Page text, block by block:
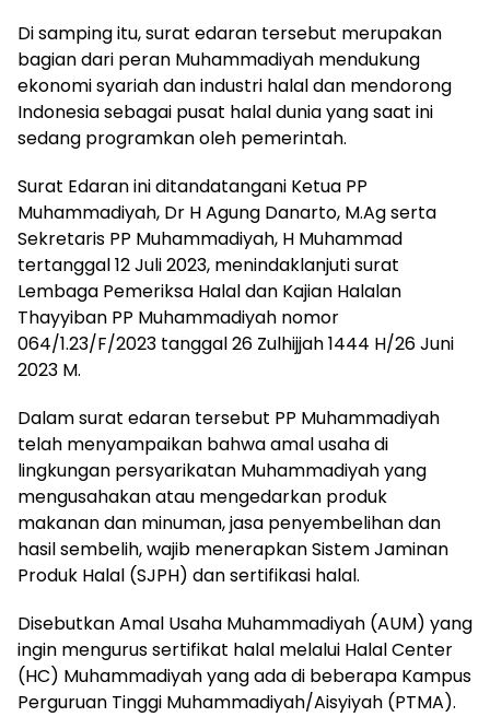
Di samping itu, surat edaran tersebut merupakan
bagian dari peran Muhammadiyah mendukung
ekonomi syariah dan industri halal dan mendorong
Indonesia sebagai pusat halal dunia yang saat ini
sedang programkan oleh pemerintah.
Surat Edaran ini ditandatangani Ketua PP
Muhammadiyah, Dr H Agung Danarto, M.Ag serta
Sekretaris PP Muhammadiyah, H Muhammad
tertanggal 12 Juli 2023, menindaklanjuti surat
Lembaga Pemeriksa Halal dan Kajian Halalan
Thayyiban PP Muhammadiyah nomor
064/1.23/F/2023 tanggal 26 Zulhijjah 1444 H/26 Juni
2023 M.
Dalam surat edaran tersebut PP Muhammadiyah
telah menyampaikan bahwa amal usaha di
lingkungan persyarikatan Muhammadiyah yang
mengusahakan atau mengedarkan produk
makanan dan minuman, jasa penyembelihan dan
hasil sembelih, wajib menerapkan Sistem Jaminan
Produk Halal (SJPH) dan sertifikasi halal.
Disebutkan Amal Usaha Muhammadiyah (AUM) yang
ingin mengurus sertifikat halal melalui Halal Center
(HC) Muhammadiyah yang ada di beberapa Kampus
Perguruan Tinggi Muhammadiyah/Aisyiyah (PTMA).